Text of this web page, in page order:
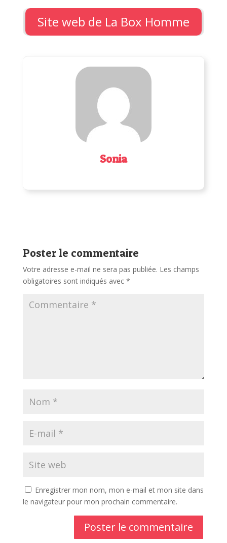
Site web de La Box Homme
Sonia
Poster le commentaire
Votre adresse e-mail ne sera pas publiée. Les champs
obligatoires sont indiqués avec *
Enregistrer mon nom, mon e-mail et mon site dans
le navigateur pour mon prochain commentaire.